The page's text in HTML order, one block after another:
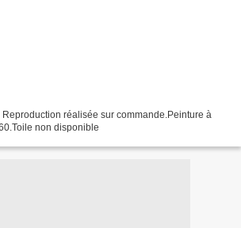
réalisée sur commande.Peinture à
non disponible